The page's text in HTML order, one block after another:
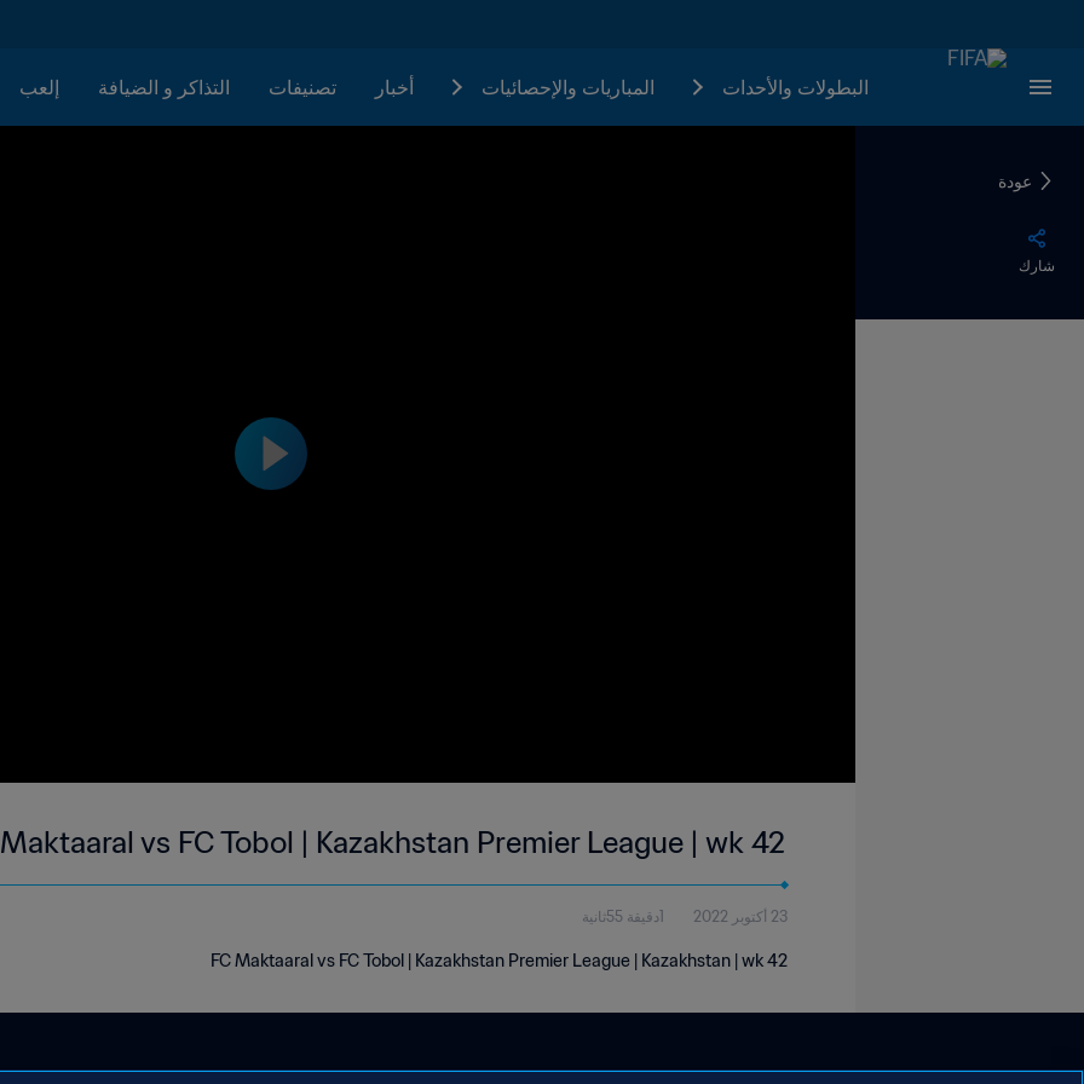
البطولات والأحدات المباريات والإحصائيات أخبار تصنيفات التذاكر و الضيافة إلعب
عودة
شارك
vs FC Tobol | Kazakhstan Premier League | wk 42
23 أكتوبر 2022 1دقيقة 55ثانية
FC Maktaaral vs FC Tobol | Kazakhstan Premier League | Kazakhstan | wk 42